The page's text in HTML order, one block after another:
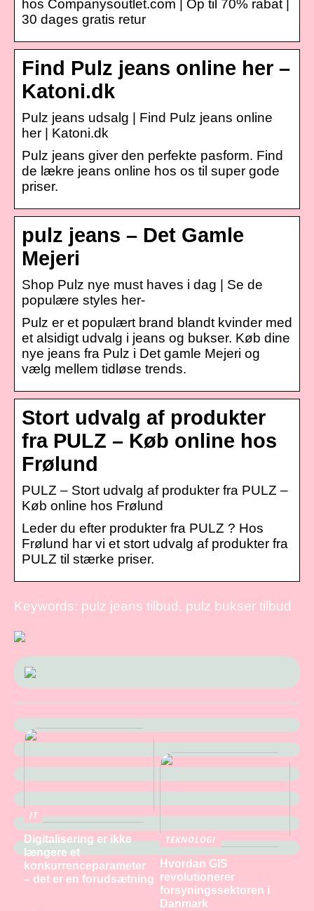
hos Companysoutlet.com | Op til 70% rabat |
30 dages gratis retur
Find Pulz jeans online her –
Katoni.dk
Pulz jeans udsalg | Find Pulz jeans online
her | Katoni.dk
Pulz jeans giver den perfekte pasform. Find
de lækre jeans online hos os til super gode
priser.
pulz jeans – Det Gamle
Mejeri
Shop Pulz nye must haves i dag | Se de
populære styles her-
Pulz er et populært brand blandt kvinder med
et alsidigt udvalg i jeans og bukser. Køb dine
nye jeans fra Pulz i Det gamle Mejeri og
vælg mellem tidløse trends.
Stort udvalg af produkter
fra PULZ – Køb online hos
Frølund
PULZ – Stort udvalg af produkter fra PULZ –
Køb online hos Frølund
Leder du efter produkter fra PULZ ? Hos
Frølund har vi et stort udvalg af produkter fra
PULZ til stærke priser.
Keywords: pulz jeans tilbud, pulz bukser tilbud
IT
Digitalisering er ikke
længere et
konkurrenceparameter
– det er en forudsætning
TEKNOLOGI
Hvordan GIS
revolutionerer
forsyningssektoren i
Danmark